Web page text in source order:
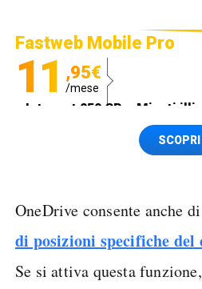
Fastweb Mobile Pro
11 ,95€
/mese
Internet 250 GB e Minuti
Spedizione SIM GRATISSCOPRI
OneDrive consente anche
di posizioni specifiche del
Se si attiva questa